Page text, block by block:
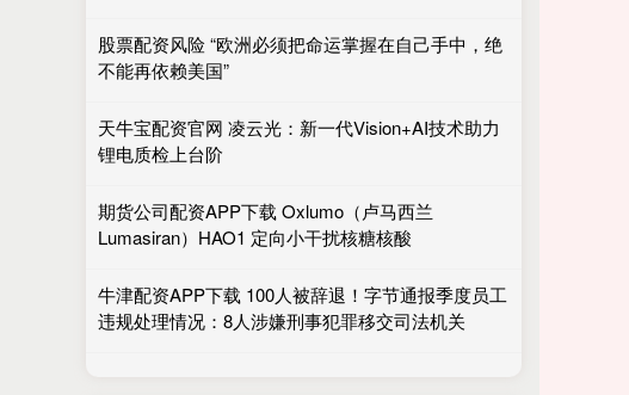
股票配资风险 “欧洲必须把命运掌握在自己手中，绝
不能再依赖美国”
天牛宝配资官网 凌云光：新一代Vision+AI技术助力
锂电质检上台阶
期货公司配资APP下载 Oxlumo（卢马西兰
Lumasiran）HAO1 定向小干扰核糖核酸
牛津配资APP下载 100人被辞退！字节通报季度员工
违规处理情况：8人涉嫌刑事犯罪移交司法机关